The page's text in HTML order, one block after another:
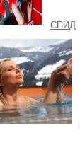
СПИД